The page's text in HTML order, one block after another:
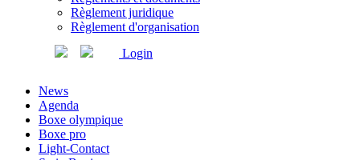
Règlement juridique
Règlement d'organisation
Login
News
Agenda
Boxe olympique
Boxe pro
Light-Contact